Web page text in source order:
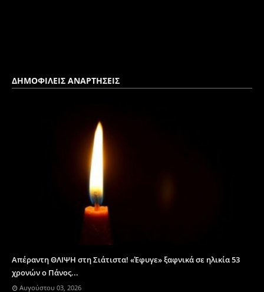
ΔΗΜΟΦΙΛΕΙΣ ΑΝΑΡΤΗΣΕΙΣ
Απέραντη ΘΛΙΨΗ στη Σιάτιστα! «Έφυγε» ξαφνικά σε ηλικία 53
χρονών ο Πάνος...
Αυγούστου 03, 2026